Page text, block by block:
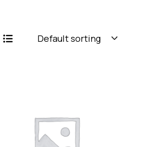
Default sorting